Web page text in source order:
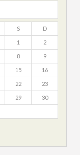
S D
1 2
8 9
15 16
22 23
29 30